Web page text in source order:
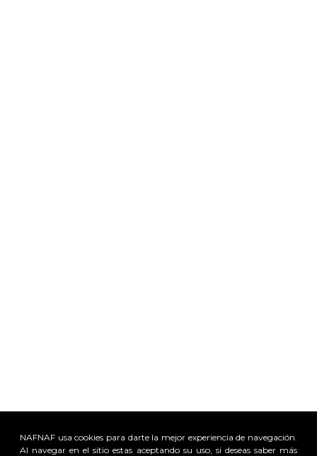
NAFNAF usa cookies para darte la mejor experiencia de navegación.
Al navegar en el sitio estas aceptando su uso, si deseas saber más